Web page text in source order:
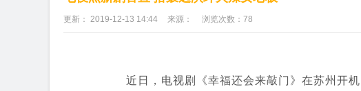
更新： 2019-12-13 14:44 来源： 浏览次数： 78
近日，电视剧《幸福还会来敲门》在苏州开机